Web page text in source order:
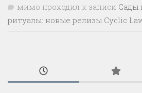
мимо проходил к записи Сады
ритуалы: новые релизы Cyclic